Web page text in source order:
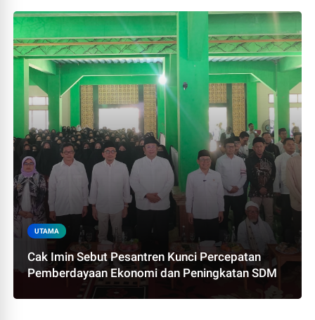
UTAMA
Cak Imin Sebut Pesantren Kunci Percepatan
Pemberdayaan Ekonomi dan Peningkatan SDM